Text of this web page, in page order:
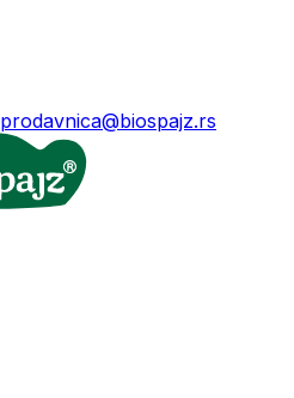
prodavnica@biospajz.rs